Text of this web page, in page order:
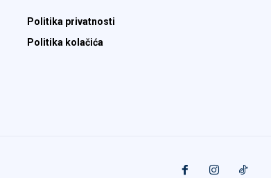
Politika privatnosti
Politika kolačića